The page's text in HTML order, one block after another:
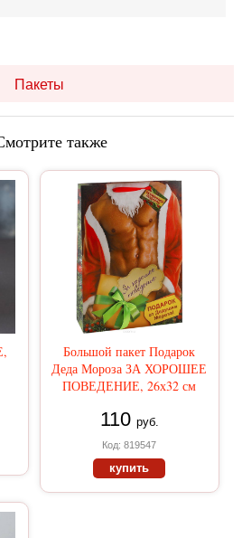
Пакеты
также
Большой пакет Подарок
Деда Мороза ЗА ХОРОШЕЕ
ПОВЕДЕНИЕ, 26х32 см
110 руб.
Код: 819547
купить